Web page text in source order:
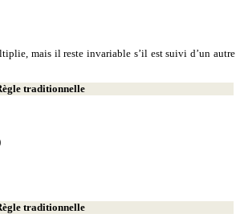
mais il reste invariable s’il est suivi d’un autre
traditionnelle
traditionnelle